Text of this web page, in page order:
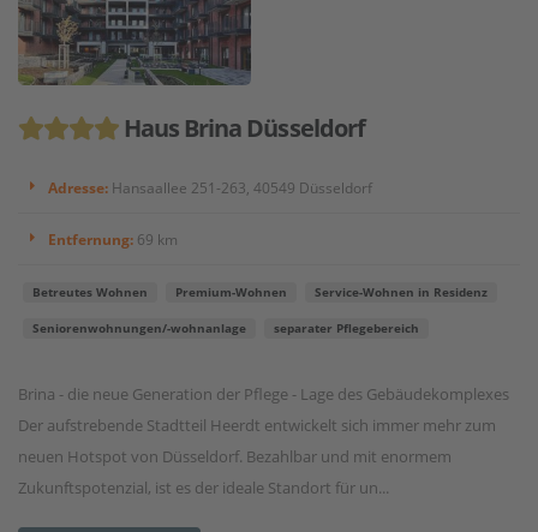
Haus Brina Düsseldorf
Adresse: Hansaallee 251-263, 40549 Düsseldorf
Entfernung: 69 km
Betreutes Wohnen Premium-Wohnen Service-Wohnen in Residenz
Seniorenwohnungen/-wohnanlage separater Pflegebereich
Brina - die neue Generation der Pflege - Lage des Gebäudekomplexes
Der aufstrebende Stadtteil Heerdt entwickelt sich immer mehr zum
neuen Hotspot von Düsseldorf. Bezahlbar und mit enormem
Zukunftspotenzial, ist es der ideale Standort für un...